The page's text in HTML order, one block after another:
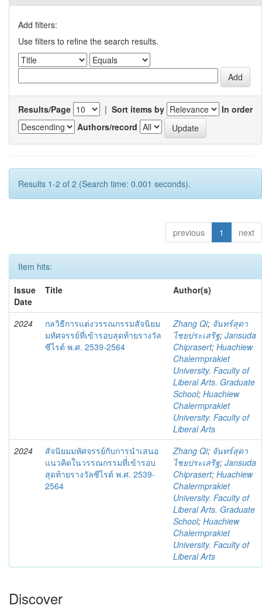
Add filters:
Use filters to refine the search results.
Results/Page | Sort items by
In order
Authors/record
Results 1-2 of 2 (Search time: 0.001 seconds).
previous 1 next
Item hits:
Issue
Date
Title Author(s)
2024
กลวิธีการแต่งวรรณกรรมสัจนิยม
มหัศจรรย์ที่เข้ารอบสุดท้ายรางวัล
ซีไรต์ พ.ศ. 2539-2564
Zhang Qi; จันทร์สุดา
ไชยประเสริฐ; Jansuda
Chiprasert; Huachiew
Chalermprakiet
University. Faculty of
Liberal Arts. Graduate
School; Huachiew
Chalermprakiet
University. Faculty of
Liberal Arts
2024
สัจนิยมมหัศจรรย์กับการนำเสนอ
แนวคิดในวรรณกรรมที่่เข้ารอบ
สุดท้ายรางวัลซีไรต์ พ.ศ. 2539-
2564
Zhang Qi; จันทร์สุดา
ไชยประเสริฐ; Jansuda
Chiprasert; Huachiew
Chalermprakiet
University. Faculty of
Liberal Arts. Graduate
School; Huachiew
Chalermprakiet
University. Faculty of
Liberal Arts
Discover